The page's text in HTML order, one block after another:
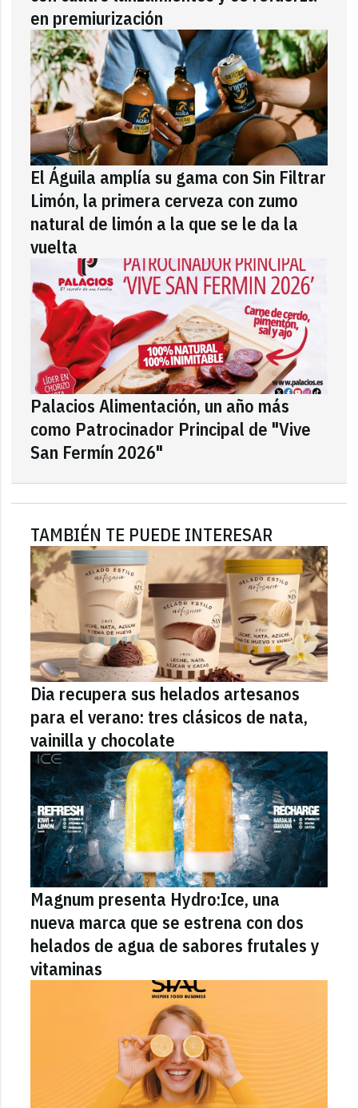
en premiurización
El Águila amplía su gama con Sin Filtrar
Limón, la primera cerveza con zumo
natural de limón a la que se le da la
vuelta
Palacios Alimentación, un año más
como Patrocinador Principal de "Vive
San Fermín 2026"
TAMBIÉN TE PUEDE INTERESAR
Dia recupera sus helados artesanos
para el verano: tres clásicos de nata,
vainilla y chocolate
Magnum presenta Hydro:Ice, una
nueva marca que se estrena con dos
helados de agua de sabores frutales y
vitaminas